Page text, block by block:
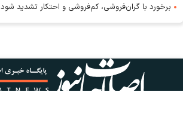
برخورد با گران‌فروشی، کم‌فروشی و احتکار تشدید شود